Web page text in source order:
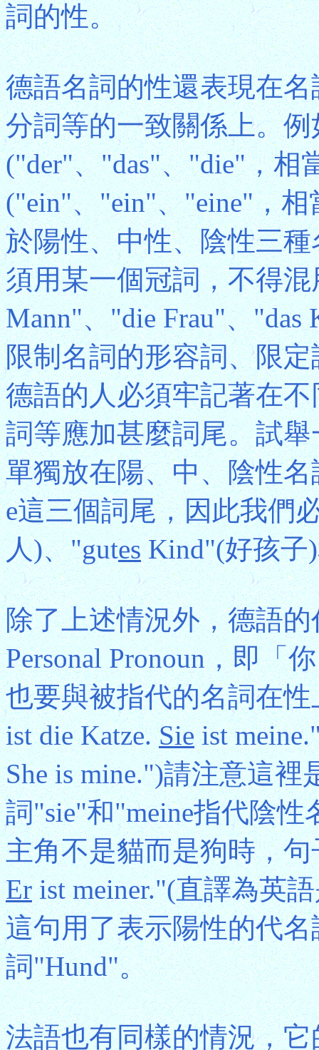
詞的性。
德語名詞的性還表現在
分詞等的一致關係上。
("der"、"das"、"die"，相
("ein"、"ein"、"eine"，
於陽性、中性、陰性三
須用某一個冠詞，不得
Mann"、"die Frau"、
限制名詞的形容詞、限
德語的人必須牢記著在
詞等應加甚麼詞尾。試
單獨放在陽、中、陰性
e這三個詞尾，因此我們
人)、"gutesKind"(好孩子
除了上述情況外，德語
Personal Pronoun，即「
也要與被指代的名詞在
ist die Katze.Sieist
She is mine.")請注意這
詞"sie"和"meine指代陰
主角不是貓而是狗時，句
Erist meiner."(直譯為英語
這句用了表示陽性的代
詞"Hund"。
法語也有同樣的情況，